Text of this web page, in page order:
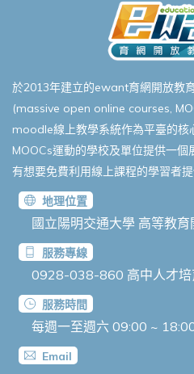
於2013年建立的ewant育網開放教
(massive open online courses,
moodle線上教學系統作為平臺的核
MOOCs運動的學校及單位提供一
有想要免費利用線上課程的學習者
地理位置
國立陽明交通大學 高等教
服務專線
0928-038-860 高中人才
服務時間
每週一至週六 09:00 ~
Email